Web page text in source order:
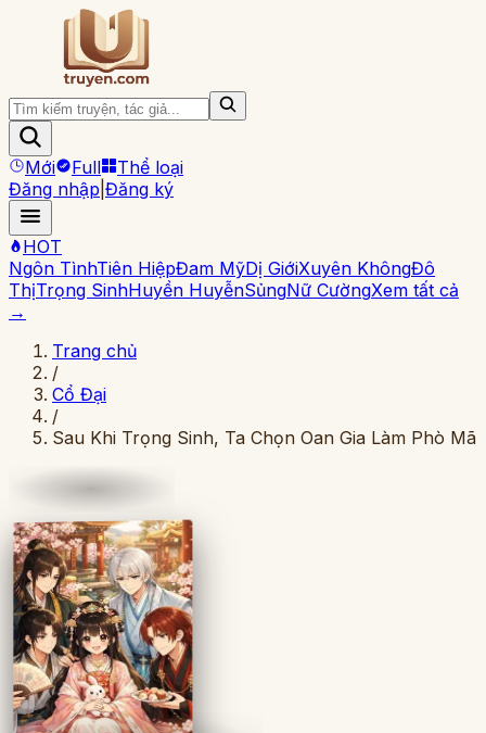
Mới Full
Thể loại
Đăng nhập Đăng ký
HOT
Ngôn TìnhTiên HiệpĐam MỹDị GiớiXuyên KhôngĐô
ThịTrọng SinhHuyền HuyễnSủngNữ CườngXem tất cả
→
Trang chủ
/
Cổ Đại
/
Sau Khi Trọng Sinh, Ta Chọn Oan Gia Làm Phò Mã